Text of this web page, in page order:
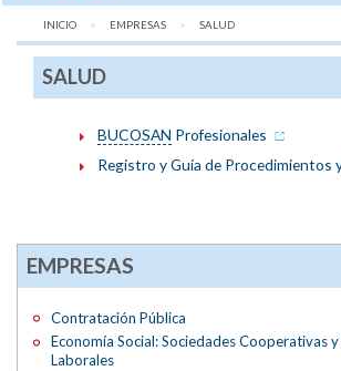
INICIO EMPRESAS AQUÍ:
SALUD
SALUD
BUCOSAN Profesionales
Registro y Guía de Procedimientos
EMPRESAS
Contratación Pública
Economía Social: Sociedades Cooperativas
Laborales